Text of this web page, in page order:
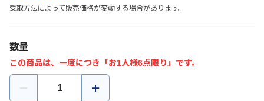
受取方法によって販売価格が変動する場合があります。
数量
この商品は、一度につき「お1人様6点限り」です。